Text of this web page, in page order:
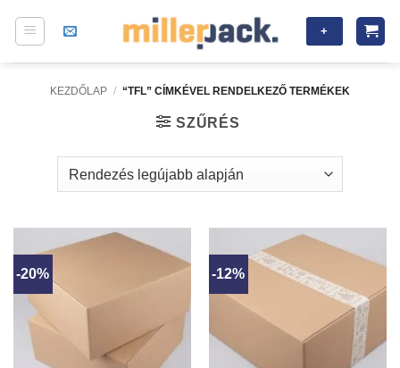
+
KEZDŐLAP / “TFL” CÍMKÉVEL RENDELKEZŐ TERMÉKEK
SZŰRÉS
-20% -12%